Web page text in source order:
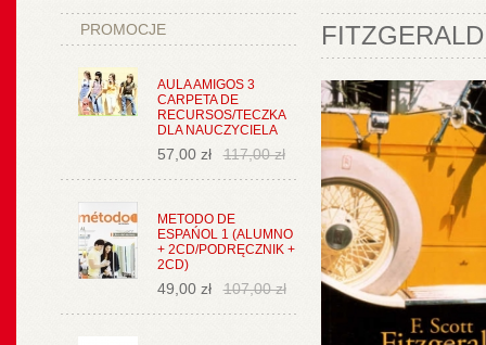
PROMOCJE
AULA AMIGOS 3
CARPETA DE
RECURSOS/TECZKA
DLA NAUCZYCIELA
57,00 zł 117,00 zł
METODO DE
ESPAŃOL 1 (ALUMNO
+ 2CD/PODRĘCZNIK +
2CD)
49,00 zł 107,00 zł